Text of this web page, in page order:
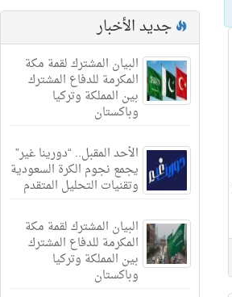
جديد الأخبار
البيان المشترك لقمة مكة
المكرمة للدفاع المشترك
بين المملكة وتركيا
وباكستان
الأحد المقبل.. “دورينا غير”
يجمع نجوم الكرة السعودية
وتقنيات التحليل المتقدم
البيان المشترك لقمة مكة
المكرمة للدفاع المشترك
بين المملكة وتركيا
وباكستان